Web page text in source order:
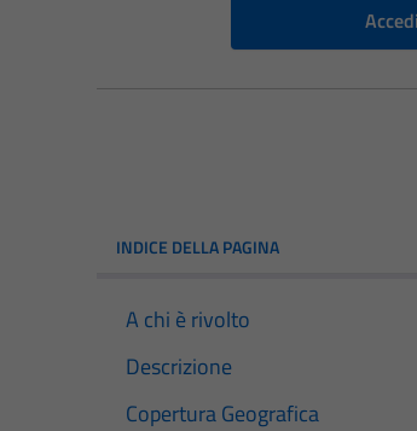
INDICE DELLA PAGINA
A chi è rivolto
Descrizione
Copertura Geografica